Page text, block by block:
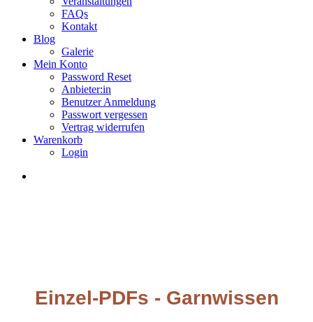
FAQs
Kontakt
Blog
Galerie
Mein Konto
Password Reset
Anbieter:in
Benutzer Anmeldung
Passwort vergessen
Vertrag widerrufen
Warenkorb
Login
Einzel‑PDFs - Garnwissen